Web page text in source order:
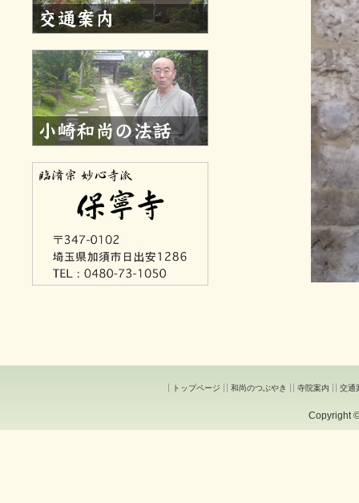
トップページ 和尚のつぶやき 寺院案内 交通
Copyright